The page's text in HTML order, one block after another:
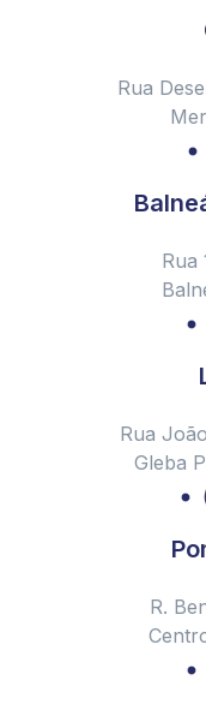
Rua
Rua
Rua
Gleba
R.